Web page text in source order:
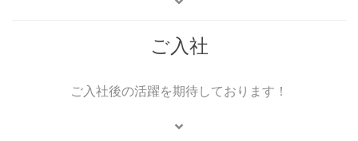
ご入社
ご入社後の活躍を期待しております！